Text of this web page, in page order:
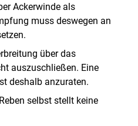
Ackerwinde als
muss deswegen an
über das
auszuschließen. Eine
deshalb anzuraten.
selbst stellt keine